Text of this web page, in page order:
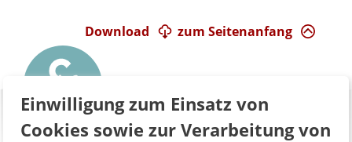
zum Seitenanfang
Download
Einwilligung zum Einsatz von
Cookies sowie zur Verarbeitung von